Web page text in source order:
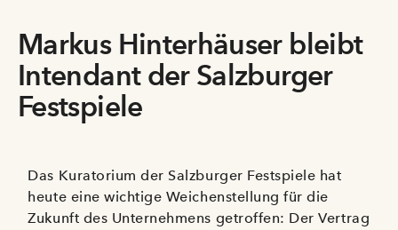
Pfingsten 2026
Abonnements
Karteninformation
Gutscheine
Markus Hinterhäuser bleibt
Intendant der Salzburger
Festspiele
Das Kuratorium der Salzburger Festspiele hat
heute eine wichtige Weichenstellung für die
Zukunft des Unternehmens getroffen: Der Vertrag